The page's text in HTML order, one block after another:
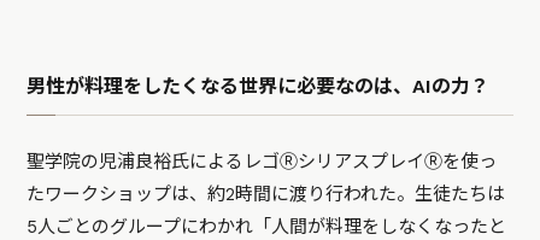
男性が料理をしたくなる世界に必要なのは、AIの力？
聖学院の児浦良裕氏によるレゴⓇシリアスプレイⓇを使っ
たワークショップは、約2時間に渡り行われた。生徒たちは
5人ごとのグループにわかれ「人間が料理をしなくなったと